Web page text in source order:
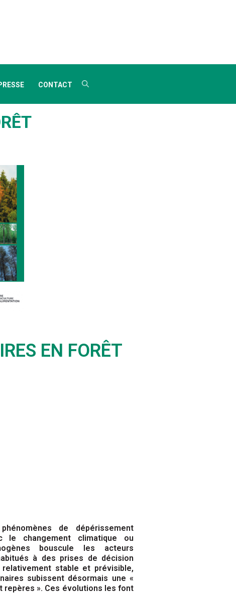
CONTACT
EN FORÊT
de dépérissement
le changement climatique ou
bouscule les acteurs
à des prises de décision
stable et prévisible,
subissent désormais une «
repères ». Ces évolutions les font